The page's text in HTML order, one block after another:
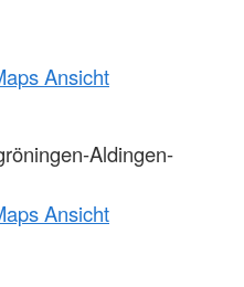
Ansicht
Aldingen-
Ansicht